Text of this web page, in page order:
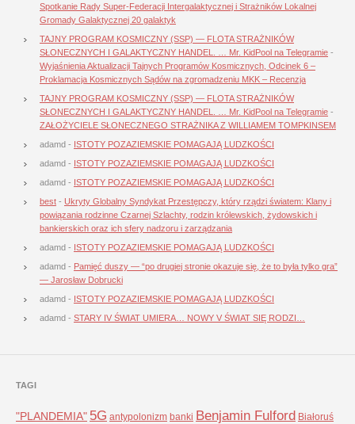
Spotkanie Rady Super-Federacji Intergalaktycznej i Strażników Lokalnej
Gromady Galaktycznej 20 galaktyk
TAJNY PROGRAM KOSMICZNY (SSP) — FLOTA STRAŻNIKÓW
SŁONECZNYCH I GALAKTYCZNY HANDEL. … Mr. KidPool na Telegramie -
Wyjaśnienia Aktualizacji Tajnych Programów Kosmicznych, Odcinek 6 –
Proklamacja Kosmicznych Sądów na zgromadzeniu MKK – Recenzja
TAJNY PROGRAM KOSMICZNY (SSP) — FLOTA STRAŻNIKÓW
SŁONECZNYCH I GALAKTYCZNY HANDEL. … Mr. KidPool na Telegramie -
ZAŁOŻYCIELE SŁONECZNEGO STRAŻNIKA Z WILLIAMEM TOMPKINSEM
adamd - ISTOTY POZAZIEMSKIE POMAGAJĄ LUDZKOŚCI
adamd - ISTOTY POZAZIEMSKIE POMAGAJĄ LUDZKOŚCI
adamd - ISTOTY POZAZIEMSKIE POMAGAJĄ LUDZKOŚCI
best - Ukryty Globalny Syndykat Przestępczy, który rządzi światem: Klany i
powiązania rodzinne Czarnej Szlachty, rodzin królewskich, żydowskich i
bankierskich oraz ich sfery nadzoru i zarządzania
adamd - ISTOTY POZAZIEMSKIE POMAGAJĄ LUDZKOŚCI
adamd - Pamięć duszy — “po drugiej stronie okazuje się, że to była tylko gra”
— Jarosław Dobrucki
adamd - ISTOTY POZAZIEMSKIE POMAGAJĄ LUDZKOŚCI
adamd - STARY IV ŚWIAT UMIERA… NOWY V ŚWIAT SIĘ RODZI…
TAGI
"PLANDEMIA" 5G antypolonizm banki Benjamin Fulford Białoruś